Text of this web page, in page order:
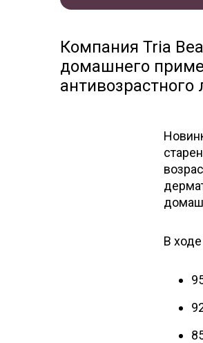
Компания Tria
домашнего
В